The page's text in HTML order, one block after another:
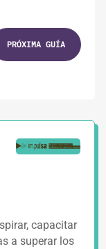
electoral
PRÓXIMA GUÍA
capacitar
a superar los